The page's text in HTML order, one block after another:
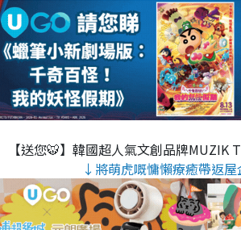
【送您🐯】韓國超人氣文創品牌MUZIK
↓將萌虎嘅慵懶療癒帶返